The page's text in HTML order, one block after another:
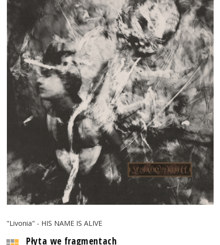
"Livonia" - HIS NAME IS ALIVE
Płyta we fragmentach